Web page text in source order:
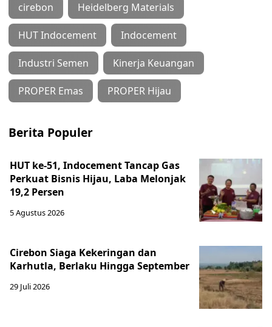
cirebon Heidelberg Materials
HUT Indocement Indocement
Industri Semen Kinerja Keuangan
PROPER Emas PROPER Hijau
Berita Populer
HUT ke-51, Indocement Tancap Gas
Perkuat Bisnis Hijau, Laba Melonjak
19,2 Persen
5 Agustus 2026
Cirebon Siaga Kekeringan dan
Karhutla, Berlaku Hingga September
29 Juli 2026